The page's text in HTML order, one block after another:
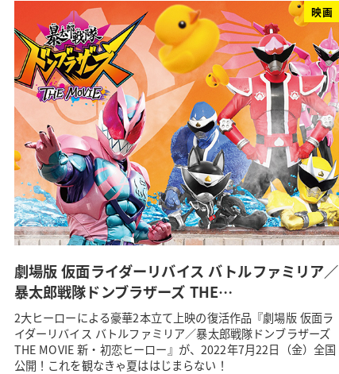
映画
劇場版 仮面ライダーリバイス バトルファミリア／
暴太郎戦隊ドンブラザーズ THE…
2大ヒーローによる豪華2本立て上映の復活作品『劇場版 仮面ラ
イダーリバイス バトルファミリア／暴太郎戦隊ドンブラザーズ
THE MOVIE 新・初恋ヒーロー』が、2022年7月22日（金）全国
公開！これを観なきゃ夏ははじまらない！